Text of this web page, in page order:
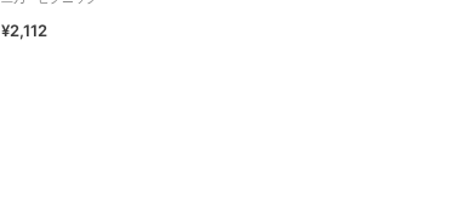
¥2,112